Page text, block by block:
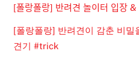
[폴랑폴랑] 반려견 놀이터 입장
[폴랑폴랑] 반려견이 감춘 비밀
견기 #trick